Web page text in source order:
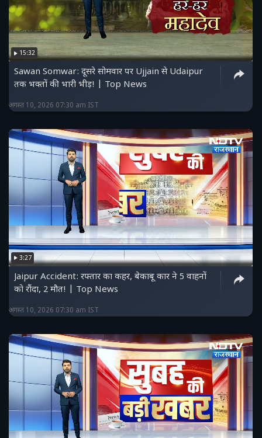
15:32
Sawan Somwar: दूसरे सोमवार पर Ujjain से Udaipur
तक भक्तों की भारी भीड़! | Top News
अगस्त 10, 2026 07:30 am IST
3:27
Jaipur Accident: रफ्तार का कहर, बेकाबू कार ने 5 वाहनों
को रौंदा, 2 मौत! | Top News
अगस्त 10, 2026 07:30 am IST